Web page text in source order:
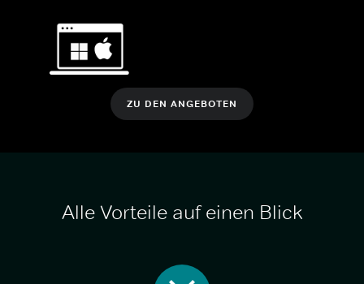
ZU DEN ANGEBOTEN
Alle Vorteile auf einen Blick